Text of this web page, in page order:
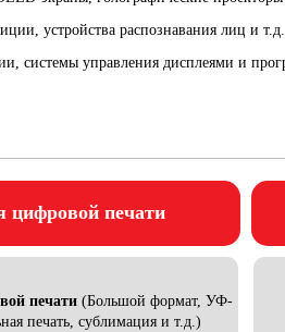
устройства распознавания лиц и т.д.
системы управления дисплеями и
цифровой печати
печати (Большой формат, УФ-
печать, сублимация и т.д.)